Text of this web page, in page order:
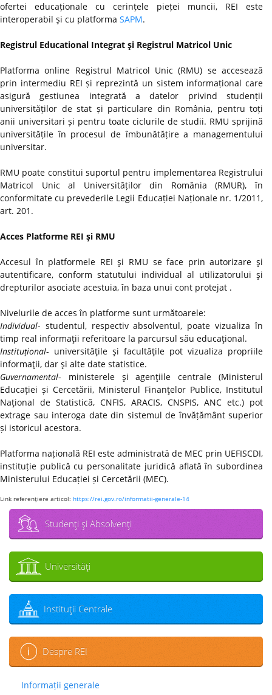
ofertei educaționale cu cerințele pieței muncii, REI este
interoperabil şi cu platforma SAPM.
Registrul Educational Integrat şi Registrul Matricol Unic
Platforma online Registrul Matricol Unic (RMU) se accesează
prin intermediu REI și reprezintă un sistem informațional care
asigură gestiunea integrată a datelor privind studenții
universităților de stat și particulare din România, pentru toți
anii universitari și pentru toate ciclurile de studii. RMU sprijină
universitățile în procesul de îmbunătățire a managementului
universitar.
RMU poate constitui suportul pentru implementarea Registrului
Matricol Unic al Universităților din România (RMUR), în
conformitate cu prevederile Legii Educației Naționale nr. 1/2011,
art. 201.
Acces Platforme REI şi RMU
Accesul în platformele REI şi RMU se face prin autorizare şi
autentificare, conform statutului individual al utilizatorului şi
drepturilor asociate acestuia, în baza unui cont protejat .
Nivelurile de acces în platforme sunt următoarele:
Individual- studentul, respectiv absolventul, poate vizualiza în
timp real informaţii referitoare la parcursul său educaţional.
Instituțional- universităţile şi facultăţile pot vizualiza propriile
informaţii, dar şi alte date statistice.
Guvernamental- ministerele şi agenţiile centrale (Ministerul
Educației și Cercetării, Ministerul Finanţelor Publice, Institutul
Naţional de Statistică, CNFIS, ARACIS, CNSPIS, ANC etc.) pot
extrage sau interoga date din sistemul de învățământ superior
și istoricul acestora.
Platforma națională REI este administrată de MEC prin UEFISCDI,
instituție publică cu personalitate juridică aflată în subordinea
Ministerului Educației și Cercetării (MEC).
Link referenţiere articol: https://rei.gov.ro/informatii-generale-14
Studenţi şi Absolvenţi
Universităţi
Instituţii Centrale
Despre REI
Informații generale